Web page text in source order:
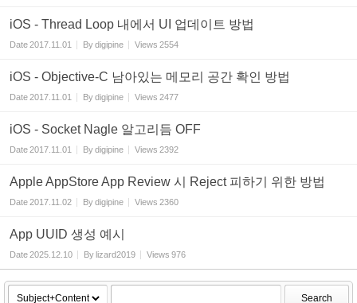
iOS - Thread Loop 내에서 UI 업데이트 방법
Date2017.11.01 Bydigipine Views 2554
iOS - Objective-C 남아있는 메모리 공간 확인 방법
Date2017.11.01 Bydigipine Views 2477
iOS - Socket Nagle 알고리듬 OFF
Date2017.11.01 Bydigipine Views 2392
Apple AppStore App Review 시 Reject 피하기 위한 방법
Date2017.11.02 Bydigipine Views 2360
App UUID 생성 예시
Date2025.12.10 Bylizard2019 Views 976
Search